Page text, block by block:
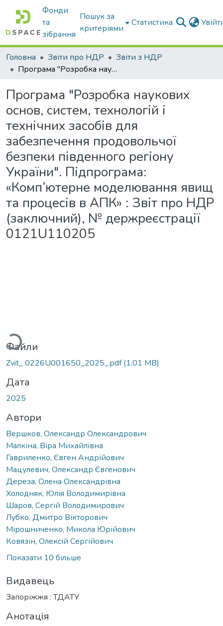
Фонди
та
зібрання
Пошук за
критеріями
Статистика
Головна Звіти про НДР
Звіти з НДР
Програма "Розробка наукових основ, систем, технологій і технічних засобів для забезпечення продовольчої безпеки південного регіону України". Підпрограма: «Комп’ютерне моделювання явищ та процесів в АПК» : Звіт про НДР (заключний), № держреєстрації 0121U110205
Програма "Розробка наукових
основ, систем, технологій і
технічних засобів для
забезпечення продовольчої
безпеки південного регіону
України". Підпрограма:
«Комп’ютерне моделювання явищ
та процесів в АПК» : Звіт про НДР
(заключний), № держреєстрації
0121U110205
Вантажиться...
Файли
Zvit_ 0226U001650_2025_.pdf(1.01 MB)
Дата
2025
Автори
Вершков, Олександр Олександрович
Малкіна, Віра Михайлівна
Гавриленко, Євген Андрійович
Мацулевич, Олександр Євгенович
Дереза, Олена Олександрівна
Холодняк, Юлія Володимирівна
Шаров, Сергій Володимирович
Лубко, Дмитро Вікторович
Мірошниченко, Микола Юрійович
Ковязін, Олексій Сергійович
Показати 10 більше
Видавець
Запоріжжя : ТДАТУ
Анотація